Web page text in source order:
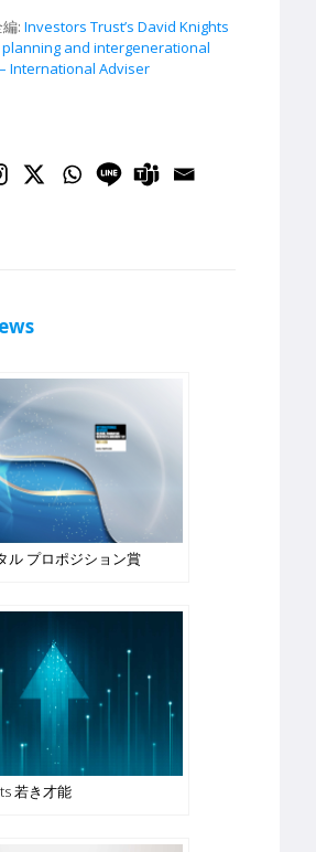
: Investors Trust’s David Knights
and intergenerational
International Adviser
ル プロポジション賞
若き才能